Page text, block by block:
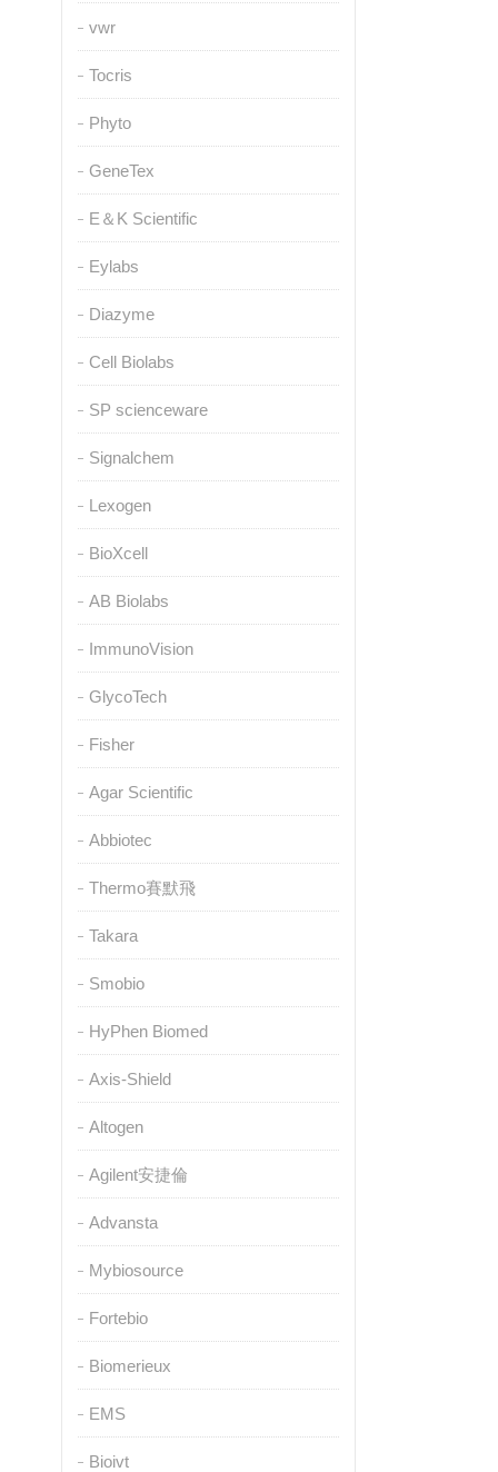
vwr
Tocris
Phyto
GeneTex
E＆K Scientific
Eylabs
Diazyme
Cell Biolabs
SP scienceware
Signalchem
Lexogen
BioXcell
AB Biolabs
ImmunoVision
GlycoTech
Fisher
Agar Scientific
Abbiotec
Thermo賽默飛
Takara
Smobio
HyPhen Biomed
Axis-Shield
Altogen
Agilent安捷倫
Advansta
Mybiosource
Fortebio
Biomerieux
EMS
Bioivt